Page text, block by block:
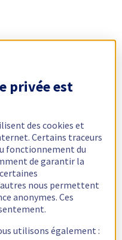
privée est
des cookies et
Certains traceurs
fonctionnement du
de garantir la
nous permettent
anonymes. Ces
utilisons également :